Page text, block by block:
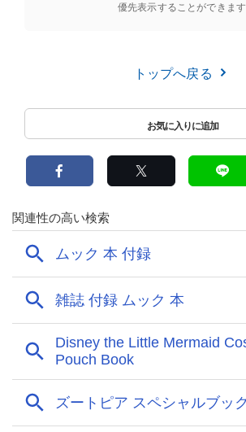
優先表示することができます
トップへ戻る